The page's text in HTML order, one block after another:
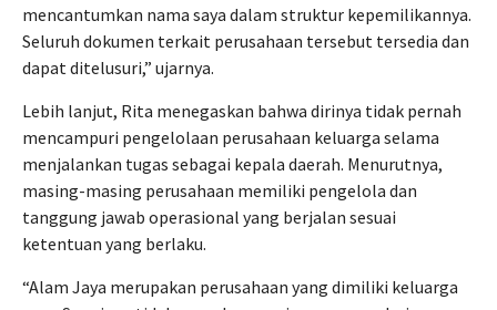
mencantumkan nama saya dalam struktur kepemilikannya.
Seluruh dokumen terkait perusahaan tersebut tersedia dan
dapat ditelusuri,” ujarnya.
Lebih lanjut, Rita menegaskan bahwa dirinya tidak pernah
mencampuri pengelolaan perusahaan keluarga selama
menjalankan tugas sebagai kepala daerah. Menurutnya,
masing-masing perusahaan memiliki pengelola dan
tanggung jawab operasional yang berjalan sesuai
ketentuan yang berlaku.
“Alam Jaya merupakan perusahaan yang dimiliki keluarga